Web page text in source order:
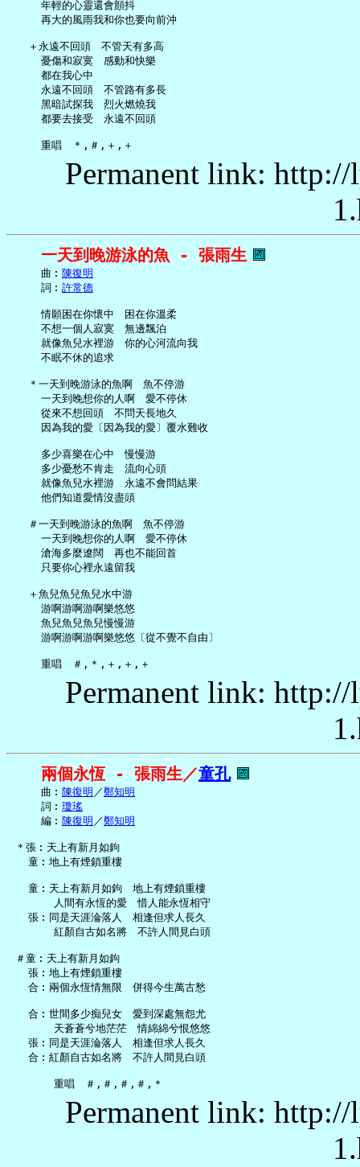
     年輕的心靈還會顫抖
     再大的風雨我和你也要向前沖
   ＋永遠不回頭　不管天有多高
     憂傷和寂寞　感動和快樂
     都在我心中
     永遠不回頭　不管路有多長
     黑暗試探我　烈火燃燒我
     都要去接受　永遠不回頭
Permanent link:
一天到晚游泳的魚 - 張雨生
     曲︰
陳復明
     詞︰
許常德
     情願困在你懷中　困在你溫柔
     不想一個人寂寞　無邊飄泊
     就像魚兒水裡游　你的心河流向我
     不眠不休的追求
   ＊一天到晚游泳的魚啊　魚不停游
     一天到晚想你的人啊　愛不停休
     從來不想回頭　不問天長地久
     因為我的愛〔因為我的愛〕覆水難收
     多少喜樂在心中　慢慢游
     多少憂愁不肯走　流向心頭
     就像魚兒水裡游　永遠不會問結果
     他們知道愛情沒盡頭
   ＃一天到晚游泳的魚啊　魚不停游
     一天到晚想你的人啊　愛不停休
     滄海多麼遼闊　再也不能回首
     只要你心裡永遠留我
   ＋魚兒魚兒魚兒水中游
     游啊游啊游啊樂悠悠
     魚兒魚兒魚兒慢慢游
     游啊游啊游啊樂悠悠〔從不覺不自由〕
Permanent link:
兩個永恆 - 張雨生／童孔
     曲︰
陳復明 ／鄭知明
     詞︰
瓊瑤
     編︰
陳復明 ／鄭知明
＊張︰天上有新月如鉤
   童︰地上有煙鎖重樓
   童︰天上有新月如鉤　地上有煙鎖重樓
       人間有永恆的愛　惜人能永恆相守
   張︰同是天涯淪落人　相逢但求人長久
       紅顏自古如名將　不許人間見白頭
＃童︰天上有新月如鉤
   張︰地上有煙鎖重樓
   合︰兩個永恆情無限　併得今生萬古愁
   合︰世間多少痴兒女　愛到深處無怨尤
       天蒼蒼兮地茫茫　情綿綿兮恨悠悠
   張︰同是天涯淪落人　相逢但求人長久
   合︰紅顏自古如名將　不許人間見白頭
Permanent link: